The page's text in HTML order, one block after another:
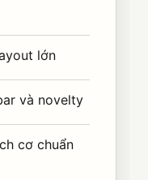
lớn
và novelty
cơ chuẩn